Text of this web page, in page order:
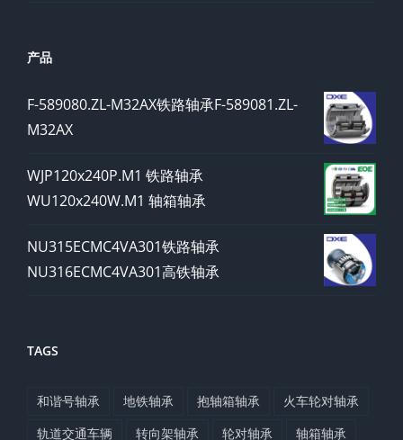
产品
F-589080.ZL-M32AX铁路轴承F-589081.ZL-
M32AX
WJP120x240P.M1 铁路轴承
WU120x240W.M1 轴箱轴承
NU315ECMC4VA301铁路轴承
NU316ECMC4VA301高铁轴承
TAGS
和谐号轴承 地铁轴承 抱轴箱轴承
火车轮对轴承
轨道交通车辆
转向架轴承 轮对轴承 轴箱轴承